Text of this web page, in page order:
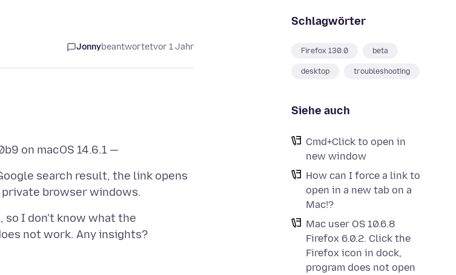
Schlagwörter
Firefox 130.0 beta
desktop troubleshooting
Siehe auch
Cmd+Click to open in
new window
How can I force a link to
open in a new tab on a
Mac!?
Mac user OS 10.6.8
Firefox 6.0.2. Click the
Firefox icon in dock,
program does not open
Jonnybeantwortetvor 1 Jahr
search result, the link opens
so I don't know what the